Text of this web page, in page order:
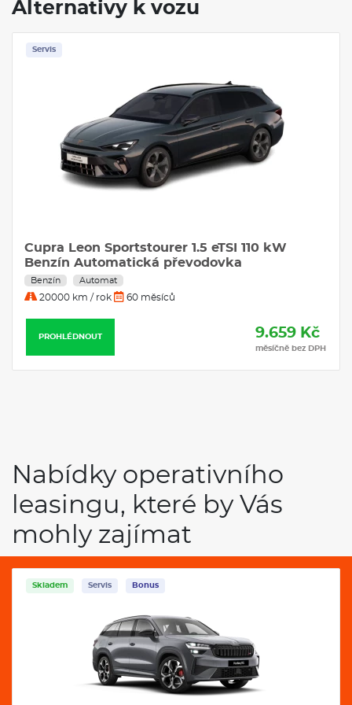
Alternativy k vozu
Servis
Cupra Leon Sportstourer 1.5 eTSI 110 kW
Benzín Automatická převodovka
Benzín Automat
20000 km / rok 60 měsíců
PROHLÉDNOUT 9.659 Kč
měsíčně bez DPH
Nabídky operativního
leasingu, které by Vás
mohly zajímat
Skladem Servis Bonus